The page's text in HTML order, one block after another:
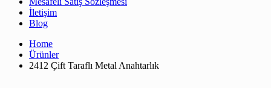
İletişim
Blog
Home
Ürünler
2412 Çift Taraflı Metal Anahtarlık